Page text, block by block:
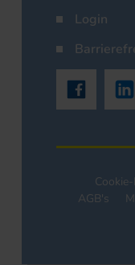
Login
AGB's